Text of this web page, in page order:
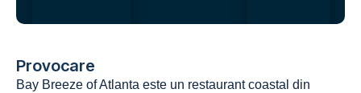
Provocare
Bay Breeze of Atlanta este un restaurant coastal din